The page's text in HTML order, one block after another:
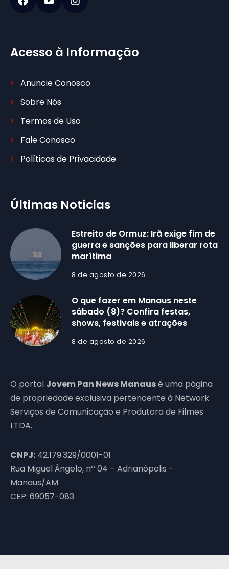
Acesso à Informação
Anuncie Conosco
Sobre Nós
Termos de Uso
Fale Conosco
Políticas de Privacidade
Últimas Notícias
Estreito de Ormuz: Irã exige fim de
guerra e sanções para liberar rota
marítima
8 de agosto de 2026
O que fazer em Manaus neste
sábado (8)? Confira festas,
shows, festivais e atrações
8 de agosto de 2026
O portal Jovem Pan News Manausé uma página
de propriedade exclusiva pertencente à Network
Serviços de Comunicação e Produtora de Filmes
LTDA.
CNPJ: 42.179.329/0001-01
Rua Miguel Ângelo, nº 04 – Adrianópolis –
Manaus/AM
CEP: 69057-083